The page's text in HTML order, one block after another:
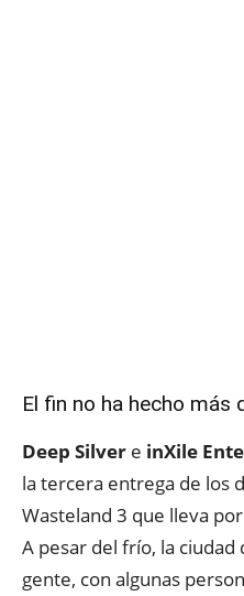
El fin no ha hecho más
Deep Silver e inXile
la tercera entrega de los
Wasteland 3 que lleva
A pesar del frío, la
gente, con algunas